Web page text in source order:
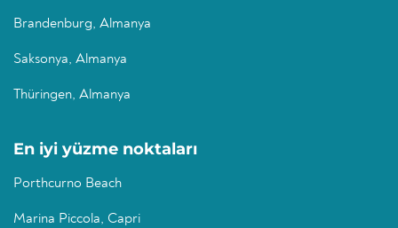
Brandenburg, Almanya
Saksonya, Almanya
Thüringen, Almanya
En iyi yüzme noktaları
Porthcurno Beach
Marina Piccola, Capri